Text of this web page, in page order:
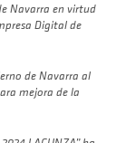
Navarra en virtud
Digital de
de Navarra al
mejora de la